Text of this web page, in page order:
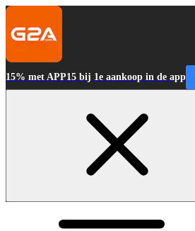
15% met APP15 bij 1e aankoop in de app